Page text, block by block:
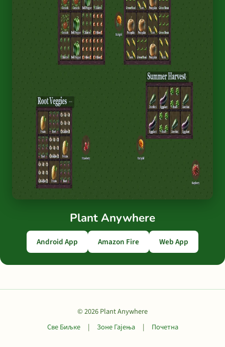
Plant Anywhere
Android App Amazon Fire Web App
© 2026 Plant Anywhere
Све Биљке
| Зоне Гајења | Почетна